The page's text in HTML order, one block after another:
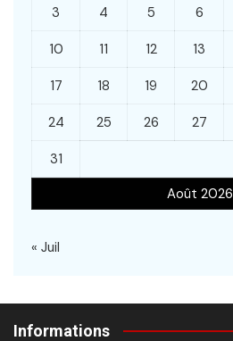
Août 2026
3 4 5 6
10 11 12 13
17 18 19 20
24 25 26 27
31
« Juil
Informations